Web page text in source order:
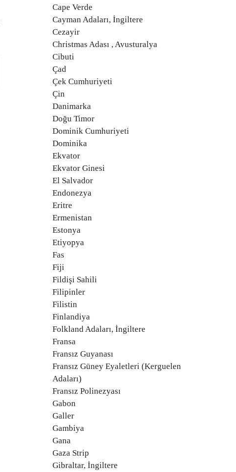
Cape Verde
Cayman Adaları, İngiltere
Cezayir
Christmas Adası , Avusturalya
Cibuti
Çad
Çek Cumhuriyeti
Çin
Danimarka
Doğu Timor
Dominik Cumhuriyeti
Dominika
Ekvator
Ekvator Ginesi
El Salvador
Endonezya
Eritre
Ermenistan
Estonya
Etiyopya
Fas
Fiji
Fildişi Sahili
Filipinler
Filistin
Finlandiya
Folkland Adaları, İngiltere
Fransa
Fransız Guyanası
Fransız Güney Eyaletleri (Kerguelen
Adaları)
Fransız Polinezyası
Gabon
Galler
Gambiya
Gana
Gaza Strip
Gibraltar, İngiltere